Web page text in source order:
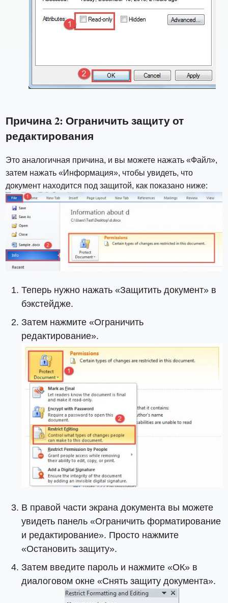
Причина 2: Ограничить защиту от
редактирования
Это аналогичная причина, и вы можете нажать «Файл»,
затем нажать «Информация», чтобы увидеть, что
документ находится под защитой, как показано ниже:
Теперь нужно нажать «Защитить документ» в
бэкстейдже.
Затем нажмите «Ограничить
редактирование».
В правой части экрана документа вы можете
увидеть панель «Ограничить форматирование
и редактирование». Просто нажмите
«Остановить защиту».
Затем введите пароль и нажмите «ОК» в
диалоговом окне «Снять защиту документа».